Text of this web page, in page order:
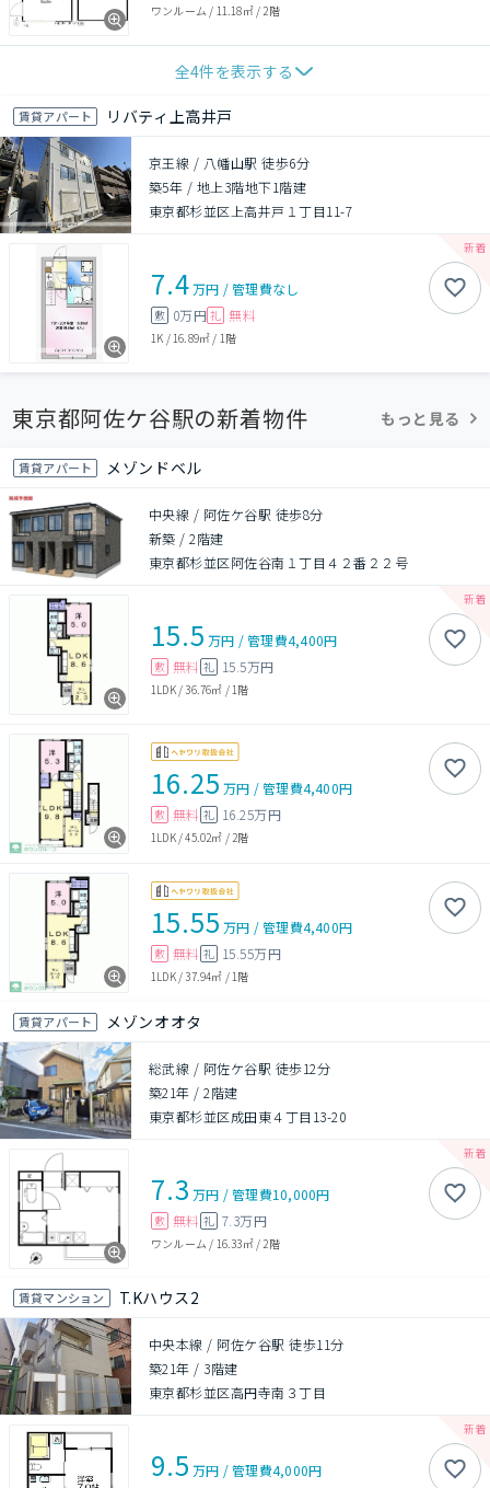
ワンルーム / 11.18㎡/ 2階
全4件を表示する
賃貸アパート リバティ上高井戸
京王線 / 八幡山駅 徒歩6分
築5年 / 地上3階地下1階建
東京都杉並区上高井戸１丁目11-7
7.4万円 /管理費なし
敷 0万円 礼 無料
1K / 16.89㎡ / 1階
東京都阿佐ケ谷駅の新着物件 もっと見る
賃貸アパート メゾンドベル
中央線 / 阿佐ケ谷駅 徒歩8分
新築 /2階建
東京都杉並区阿佐谷南１丁目４２番２２号
15.5 万円 /管理費4,400円
敷 無料 礼 15.5万円
1LDK/36.76㎡ / 1階
16.25 万円 /管理費4,400円
敷 無料 礼 16.25万円
1LDK/45.02㎡ /2階
15.55 万円 /管理費4,400円
敷 無料 礼 15.55万円
1LDK/37.94㎡ /1階
賃貸アパート メゾンオオタ
総武線 / 阿佐ケ谷駅 徒歩12分
築21年 /2階建
東京都杉並区成田東４丁目13-20
7.3 万円 /管理費10,000円
敷 無料 礼 7.3万円
ワンルーム / 16.33㎡/ 2階
賃貸マンション T.Kハウス2
中央本線 / 阿佐ケ谷駅 徒歩11分
築21年 / 3階建
東京都杉並区高円寺南３丁目
9.5 万円 /管理費4,000円